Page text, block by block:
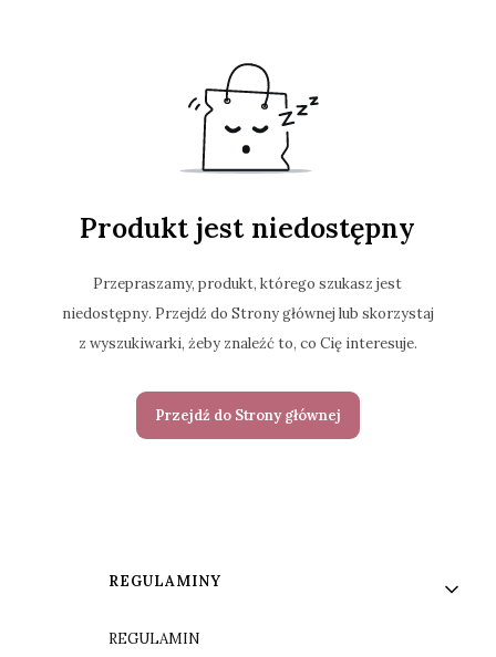
Produkt jest niedostępny
Przepraszamy, produkt, którego szukasz jest
niedostępny. Przejdź do Strony głównej lub skorzystaj
z wyszukiwarki, żeby znaleźć to, co Cię interesuje.
Przejdź do Strony głównej
Linki w stopce
REGULAMINY
REGULAMIN